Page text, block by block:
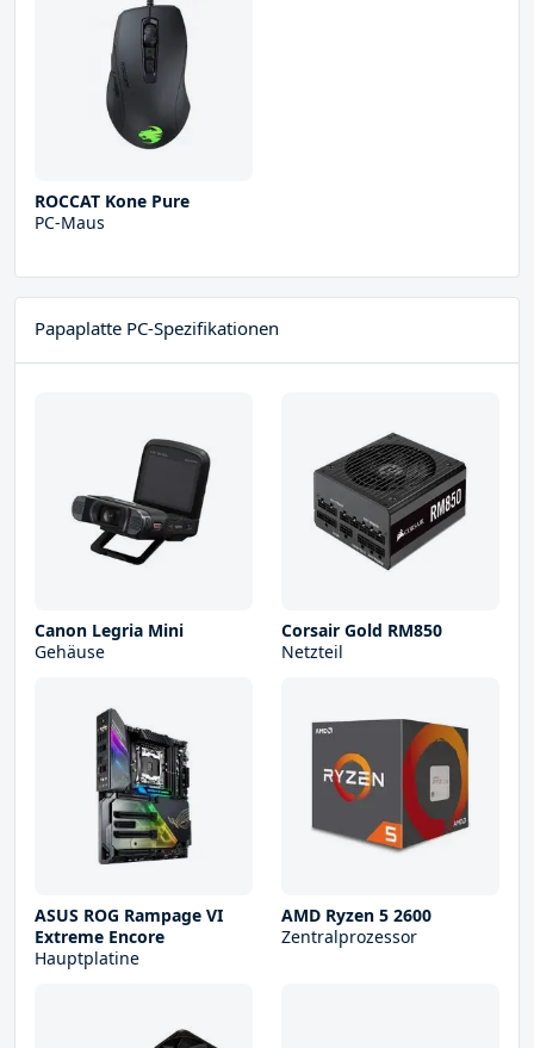
ROCCAT Kone Pure
PC-Maus
Papaplatte PC-Spezifikationen
Canon Legria Mini
Gehäuse
Corsair Gold RM850
Netzteil
ASUS ROG Rampage VI
Extreme Encore
Hauptplatine
AMD Ryzen 5 2600
Zentralprozessor